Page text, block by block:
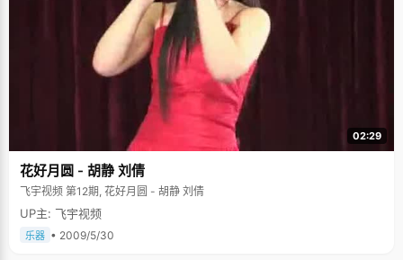
02:29
花好月圆 - 胡静 刘倩
飞宇视频 第12期, 花好月圆 - 胡静 刘倩
UP主: 飞宇视频
乐器 • 2009/5/30